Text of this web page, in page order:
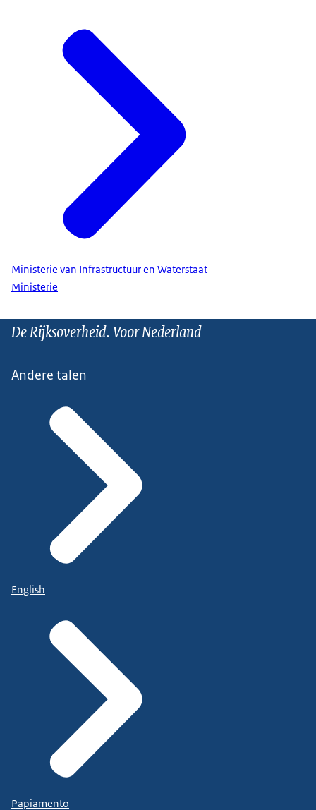
Ministerie van Infrastructuur en Waterstaat
Ministerie
De Rijksoverheid. Voor Nederland
Andere talen
English
Papiamento